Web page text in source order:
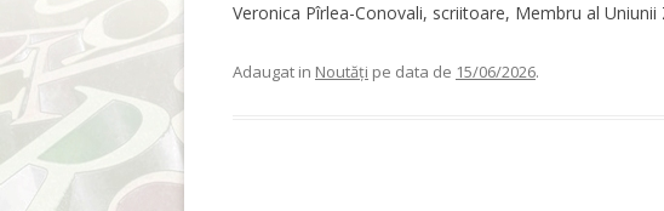
Veronica Pîrlea-Conovali, scriitoare, Membru al
Adaugat in Noutăți pe data de 15/06/2026.